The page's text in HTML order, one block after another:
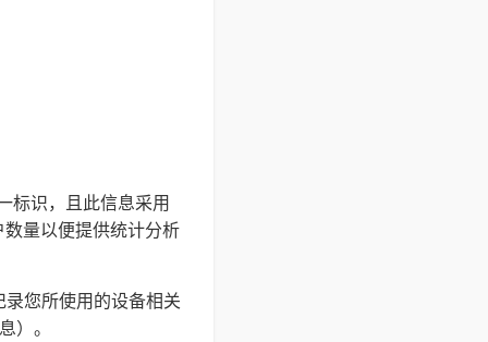
标识，且此信息采用
量以便提供统计分析
您所使用的设备相关
）。